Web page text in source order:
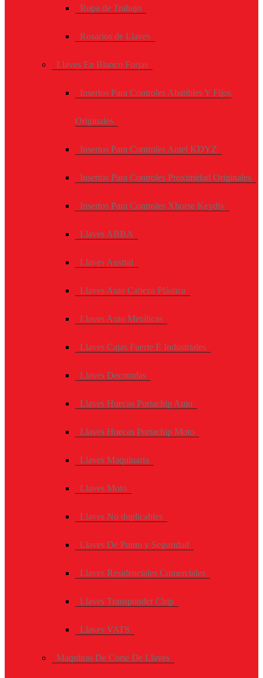
Ropa de Trabajo
Rosarios de Llaves
Llaves En Blanco Forjas
Insertos Para Controles Abatibles Y Fijos
Originales
Insertos Para Controles Autel KDYZ
Insertos Para Controles Proximidad Originales
Insertos Para Controles Xhorse Keydiy
Llaves ABBA
Llaves Austral
Llaves Auto Cabeza Plástica
Llaves Auto Metálicas
Llaves Cajas Fuerte E Industriales
Llaves Decoradas
Llaves Huecas Portachip Auto
Llaves Huecas Portachip Moto
Llaves Maquinaria
Llaves Moto
Llaves No duplicables
Llaves De Punto y Seguridad
Llaves Residenciales Comerciales
Llaves Transponder Chip
Llaves VATS
Maquinas De Corte De Llaves